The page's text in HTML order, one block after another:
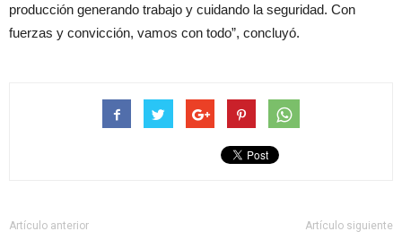
producción generando trabajo y cuidando la seguridad. Con
fuerzas y convicción, vamos con todo”, concluyó.
Artículo anterior Artículo siguiente